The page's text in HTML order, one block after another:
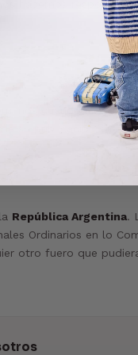
hacemos
cuando lo
su publicación en el
República Argentina.
Ordinarios en lo
otro fuero que